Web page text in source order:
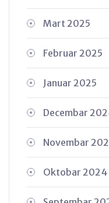
Mart 2025
Februar 2025
Januar 2025
Decembar
Novembar
Oktobar 2024